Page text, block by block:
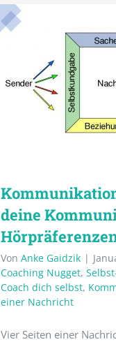
deine
Von Anke Gaidzik |
Coaching Nugget,
Coach dich selbst,
einer Nachricht
Vier Seiten einer